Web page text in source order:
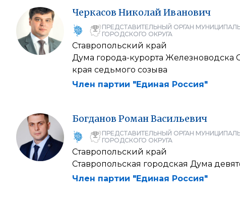
Черкасов НиколайИванович
ПРЕДСТАВИТЕЛЬНЫЙ ОРГАН
ГОРОДСКОГО ОКРУГА
Ставропольский край
Дума города-курорта Железноводска
края седьмого созыва
Член партии "Единая Россия"
Богданов РоманВасильевич
ПРЕДСТАВИТЕЛЬНЫЙ ОРГАН
ГОРОДСКОГО ОКРУГА
Ставропольский край
Ставропольская городская Дума
Член партии "Единая Россия"